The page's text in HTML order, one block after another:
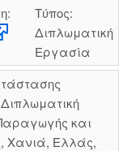
Τύπος:
Διπλωματική
Εργασία
και
Χανιά, Ελλάς,